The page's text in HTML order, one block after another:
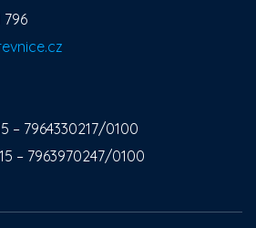
796
– 7964330217/0100
– 7963970247/0100